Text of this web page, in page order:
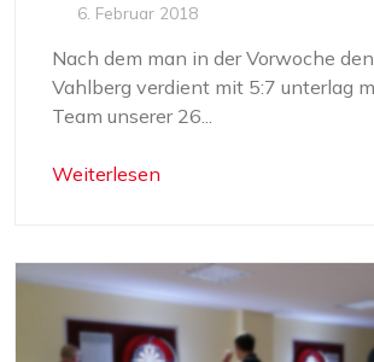
6. Februar 2018
Nach dem man in der Vorwoche
Vahlberg verdient mit 5:7 unterlag
Team unserer 26...
Weiterlesen